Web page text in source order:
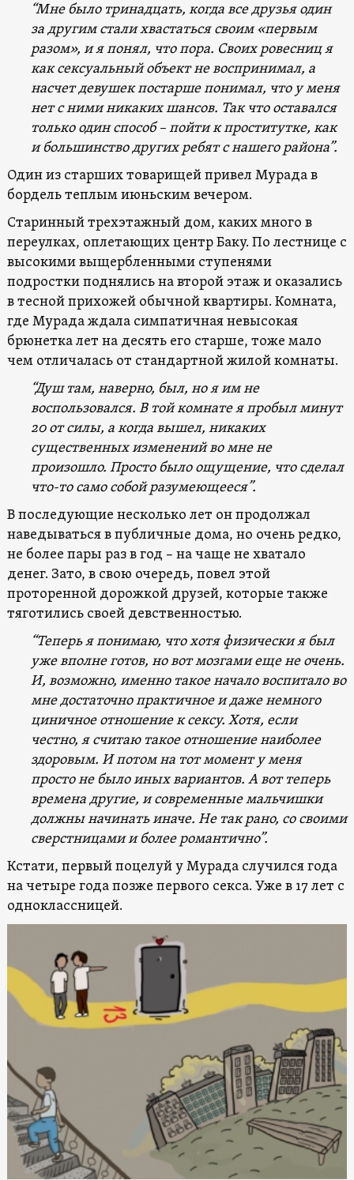
“Мне было тринадцать, когда все друзья один
за другим стали хвастаться своим «первым
разом», и я понял, что пора. Своих ровесниц я
как сексуальный объект не воспринимал, а
насчет девушек постарше понимал, что у меня
нет с ними никаких шансов. Так что оставался
только один способ – пойти к проститутке, как
и большинство других ребят с нашего района”.
Один из старших товарищей привел Мурада в
бордель теплым июньским вечером.
Старинный трехэтажный дом, каких много в
переулках, оплетающих центр Баку. По лестнице с
высокими выщербленными ступенями
подростки поднялись на второй этаж и оказались
в тесной прихожей обычной квартиры. Комната,
где Мурада ждала симпатичная невысокая
брюнетка лет на десять его старше, тоже мало
чем отличалась от стандартной жилой комнаты.
“Душ там, наверно, был, но я им не
воспользовался. В той комнате я пробыл минут
20 от силы, а когда вышел, никаких
существенных изменений во мне не
произошло. Просто было ощущение, что сделал
что-то само собой разумеющееся”.
В последующие несколько лет он продолжал
наведываться в публичные дома, но очень редко,
не более пары раз в год – на чаще не хватало
денег. Зато, в свою очередь, повел этой
проторенной дорожкой друзей, которые также
тяготились своей девственностью.
“Теперь я понимаю, что хотя физически я был
уже вполне готов, но вот мозгами еще не очень.
И, возможно, именно такое начало воспитало во
мне достаточно практичное и даже немного
циничное отношение к сексу. Хотя, если
честно, я считаю такое отношение наиболее
здоровым. И потом на тот момент у меня
просто не было иных вариантов. А вот теперь
времена другие, и современные мальчишки
должны начинать иначе. Не так рано, со своими
сверстницами и более романтично”.
Кстати, первый поцелуй у Мурада случился года
на четыре года позже первого секса. Уже в 17 лет с
одноклассницей.